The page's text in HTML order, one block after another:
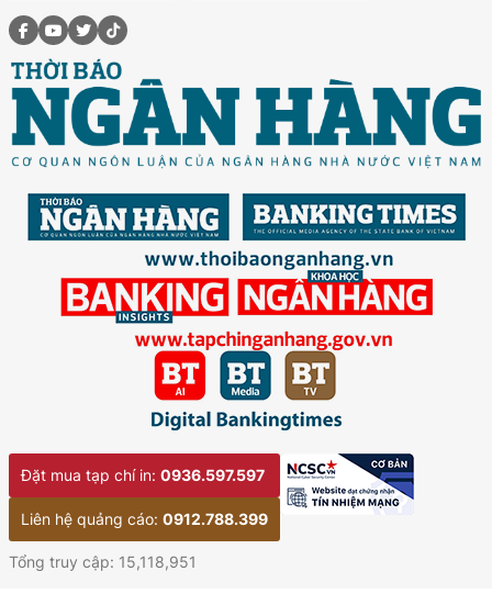
Đặt mua tạp chí in: 0936.597.597
Liên hệ quảng cáo: 0912.788.399
Tổng truy cập: 15,118,951